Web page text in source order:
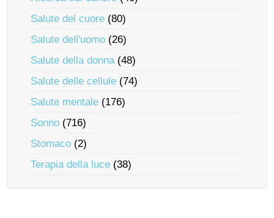
Salute del cuore (80)
Salute dell'uomo (26)
Salute della donna(48)
Salute delle cellule (74)
Salute mentale (176)
Sonno (716)
Stomaco (2)
Terapia della luce (38)